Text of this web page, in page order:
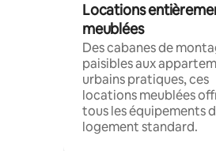
Locations
meublées
Des cabanes de
paisibles aux
urbains pratiques, ces
locations meublées
tous les équipements
logement standard.